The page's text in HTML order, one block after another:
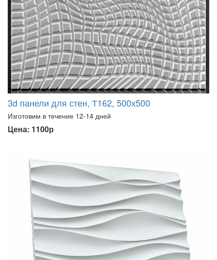
3d панели для стен, Т162, 500х500
Изготовим в течение 12-14 дней
Цена: 1100р